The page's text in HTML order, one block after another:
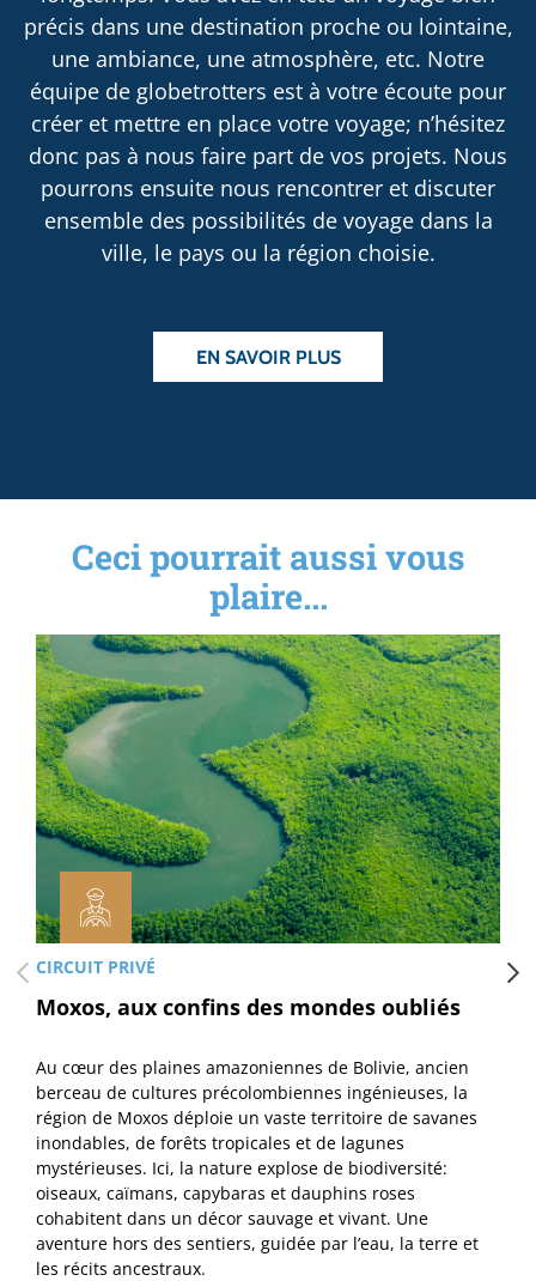
précis dans une destination proche ou lointaine,
une ambiance, une atmosphère, etc. Notre
équipe de globetrotters est à votre écoute pour
créer et mettre en place votre voyage; n’hésitez
donc pas à nous faire part de vos projets. Nous
pourrons ensuite nous rencontrer et discuter
ensemble des possibilités de voyage dans la
ville, le pays ou la région choisie.
EN SAVOIR PLUS
Ceci pourrait aussi vous
plaire...
CIRCUIT PRIVÉ
Moxos, aux confins des mondes oubliés
Au cœur des plaines amazoniennes de Bolivie, ancien
berceau de cultures précolombiennes ingénieuses, la
région de Moxos déploie un vaste territoire de savanes
inondables, de forêts tropicales et de lagunes
mystérieuses. Ici, la nature explose de biodiversité:
oiseaux, caïmans, capybaras et dauphins roses
cohabitent dans un décor sauvage et vivant. Une
aventure hors des sentiers, guidée par l’eau, la terre et
les récits ancestraux.